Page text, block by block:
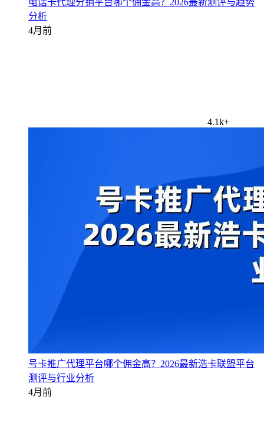
电话卡代理分销平台哪个佣金高？2026最新测评与趋势
分析
4月前
4.1k+
号卡推广代理平台哪个佣金高？2026最新浩卡联盟平台
测评与行业分析
4月前